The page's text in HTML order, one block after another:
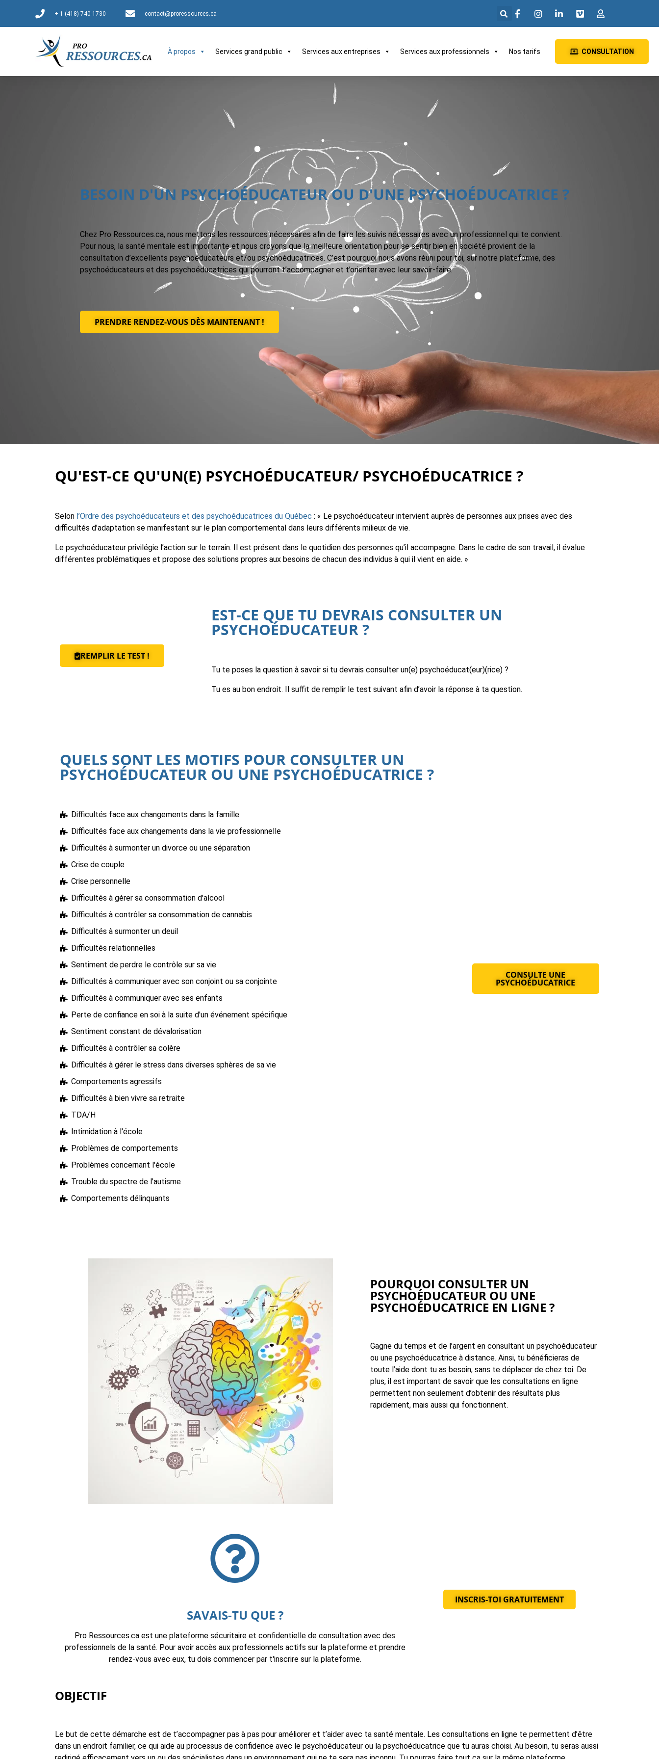
+ 1 (418) 740-1730 contact@proressources.ca
À propos Services grand public Services aux entreprises Services aux professionnels Nos tarifs CONSULTATION
BESOIN D'UN PSYCHOÉDUCATEUR OU D'UNE PSYCHOÉDUCATRICE ?
Chez Pro Ressources.ca, nous mettons les ressources nécessaires afin de faire les suivis nécessaires avec un professionnel qui te convient.
Pour nous, la santé mentale est importante et nous croyons que la meilleure orientation pour se sentir bien en société provient de la
consultation d’excellents psychoéducateurs et/ou psychoéducatrices. C’est pourquoi nous avons réuni pour toi, sur notre plateforme, des
psychoéducateurs et des psychoéducatrices qui pourront t’accompagner et t’orienter avec leur savoir-faire.
PRENDRE RENDEZ-VOUS DÈS MAINTENANT !
QU'EST-CE QU'UN(E) PSYCHOÉDUCATEUR/ PSYCHOÉDUCATRICE ?
Selon l’Ordre des psychoéducateurs et des psychoéducatrices du Québec : « Le psychoéducateur intervient auprès de personnes aux prises avec des
difficultés d’adaptation se manifestant sur le plan comportemental dans leurs différents milieux de vie.
Le psychoéducateur privilégie l’action sur le terrain. Il est présent dans le quotidien des personnes qu’il accompagne. Dans le cadre de son travail, il évalue
différentes problématiques et propose des solutions propres aux besoins de chacun des individus à qui il vient en aide. »
REMPLIR LE TEST !
EST-CE QUE TU DEVRAIS CONSULTER UN
PSYCHOÉDUCATEUR ?
Tu te poses la question à savoir si tu devrais consulter un(e) psychoéducat(eur)(rice) ?
Tu es au bon endroit. Il suffit de remplir le test suivant afin d’avoir la réponse à ta question.
QUELS SONT LES MOTIFS POUR CONSULTER UN
PSYCHOÉDUCATEUR OU UNE PSYCHOÉDUCATRICE ?
Difficultés face aux changements dans la famille
Difficultés face aux changements dans la vie professionnelle
Difficultés à surmonter un divorce ou une séparation
Crise de couple
Crise personnelle
Difficultés à gérer sa consommation d'alcool
Difficultés à contrôler sa consommation de cannabis
Difficultés à surmonter un deuil
Difficultés relationnelles
Sentiment de perdre le contrôle sur sa vie
Difficultés à communiquer avec son conjoint ou sa conjointe
Difficultés à communiquer avec ses enfants
Perte de confiance en soi à la suite d'un événement spécifique
Sentiment constant de dévalorisation
Difficultés à contrôler sa colère
Difficultés à gérer le stress dans diverses sphères de sa vie
Comportements agressifs
Difficultés à bien vivre sa retraite
TDA/H
Intimidation à l'école
Problèmes de comportements
Problèmes concernant l'école
Trouble du spectre de l'autisme
Comportements délinquants
CONSULTE UNE
PSYCHOÉDUCATRICE
POURQUOI CONSULTER UN
PSYCHOÉDUCATEUR OU UNE
PSYCHOÉDUCATRICE EN LIGNE ?
Gagne du temps et de l’argent en consultant un psychoéducateur
ou une psychoéducatrice à distance. Ainsi, tu bénéficieras de
toute l’aide dont tu as besoin, sans te déplacer de chez toi. De
plus, il est important de savoir que les consultations en ligne
permettent non seulement d’obtenir des résultats plus
rapidement, mais aussi qui fonctionnent.
SAVAIS-TU QUE ?
Pro Ressources.ca est une plateforme sécuritaire et confidentielle de consultation avec des
professionnels de la santé. Pour avoir accès aux professionnels actifs sur la plateforme et prendre
rendez-vous avec eux, tu dois commencer par t'inscrire sur la plateforme.
INSCRIS-TOI GRATUITEMENT
OBJECTIF
Le but de cette démarche est de t’accompagner pas à pas pour améliorer et t’aider avec ta santé mentale. Les consultations en ligne te permettent d’être
dans un endroit familier, ce qui aide au processus de confidence avec le psychoéducateur ou la psychoéducatrice que tu auras choisi. Au besoin, tu seras aussi